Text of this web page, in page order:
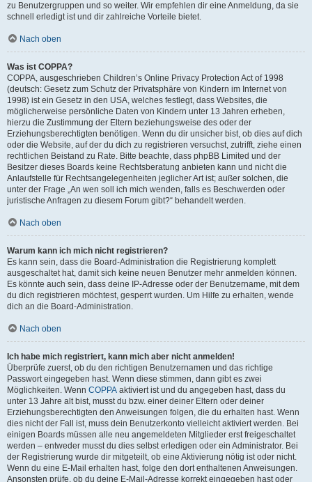
zu Benutzergruppen und so weiter. Wir empfehlen dir eine Anmeldung, da sie
schnell erledigt ist und dir zahlreiche Vorteile bietet.
Nach oben
Was ist COPPA?
COPPA, ausgeschrieben Children’s Online Privacy Protection Act of 1998
(deutsch: Gesetz zum Schutz der Privatsphäre von Kindern im Internet von
1998) ist ein Gesetz in den USA, welches festlegt, dass Websites, die
möglicherweise persönliche Daten von Kindern unter 13 Jahren erheben,
hierzu die Zustimmung der Eltern beziehungsweise des oder der
Erziehungsberechtigten benötigen. Wenn du dir unsicher bist, ob dies auf dich
oder die Website, auf der du dich zu registrieren versuchst, zutrifft, ziehe einen
rechtlichen Beistand zu Rate. Bitte beachte, dass phpBB Limited und der
Besitzer dieses Boards keine Rechtsberatung anbieten kann und nicht die
Anlaufstelle für Rechtsangelegenheiten jeglicher Art ist; außer solchen, die
unter der Frage „An wen soll ich mich wenden, falls es Beschwerden oder
juristische Anfragen zu diesem Forum gibt?“ behandelt werden.
Nach oben
Warum kann ich mich nicht registrieren?
Es kann sein, dass die Board-Administration die Registrierung komplett
ausgeschaltet hat, damit sich keine neuen Benutzer mehr anmelden können.
Es könnte auch sein, dass deine IP-Adresse oder der Benutzername, mit dem
du dich registrieren möchtest, gesperrt wurden. Um Hilfe zu erhalten, wende
dich an die Board-Administration.
Nach oben
Ich habe mich registriert, kann mich aber nicht anmelden!
Überprüfe zuerst, ob du den richtigen Benutzernamen und das richtige
Passwort eingegeben hast. Wenn diese stimmen, dann gibt es zwei
Möglichkeiten. Wenn COPPA aktiviert ist und du angegeben hast, dass du
unter 13 Jahre alt bist, musst du bzw. einer deiner Eltern oder deiner
Erziehungsberechtigten den Anweisungen folgen, die du erhalten hast. Wenn
dies nicht der Fall ist, muss dein Benutzerkonto vielleicht aktiviert werden. Bei
einigen Boards müssen alle neu angemeldeten Mitglieder erst freigeschaltet
werden – entweder musst du dies selbst erledigen oder ein Administrator. Bei
der Registrierung wurde dir mitgeteilt, ob eine Aktivierung nötig ist oder nicht.
Wenn du eine E-Mail erhalten hast, folge den dort enthaltenen Anweisungen.
Ansonsten prüfe, ob du deine E-Mail-Adresse korrekt eingegeben hast oder